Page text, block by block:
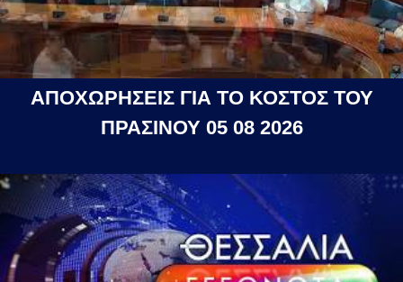
ΑΠΟΧΩΡΗΣΕΙΣ ΓΙΑ ΤΟ ΚΟΣΤΟΣ ΤΟΥ
ΠΡΑΣΙΝΟΥ 05 08 2026